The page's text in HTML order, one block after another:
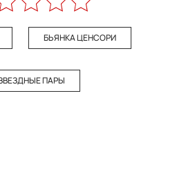
БЬЯНКА ЦЕНСОРИ
ПАРЫ